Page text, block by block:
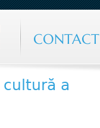
CONTACT
a